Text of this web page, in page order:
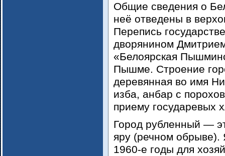
Общие сведения о
неё отведены в
Перепись
дворянином
«Белоярская
Пышме. Строение
деревянная во имя
изба, анбар с
приему государевых
Город рубленный —
яру (речном обрыве).
1960-е годы для